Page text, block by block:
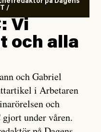
på Dagens
/
Vi
och alla
och Gabriel
i Arbetaren
och
gjort under våren.